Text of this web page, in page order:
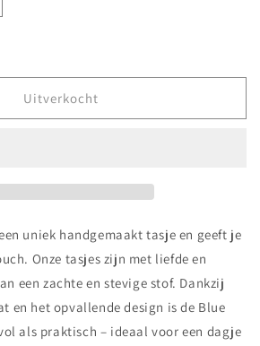
Uitverkocht
uniek handgemaakt tasje en geeft je
Onze tasjes zijn met liefde en
een zachte en stevige stof. Dankzij
en het opvallende design is de Blue
als praktisch – ideaal voor een dagje